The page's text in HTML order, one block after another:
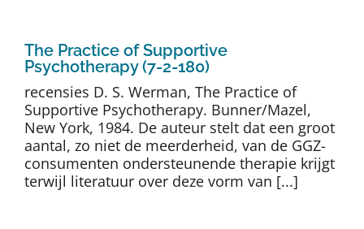
Contact
The Practice of Supportive
Psychotherapy (7-2-180)
recensies D. S. Werman, The Practice of
Supportive Psychotherapy. Bunner/Mazel,
New York, 1984. De auteur stelt dat een groot
aantal, zo niet de meerderheid, van de GGZ-
consumenten ondersteunende therapie krijgt
terwijl literatuur over deze vorm van [...]